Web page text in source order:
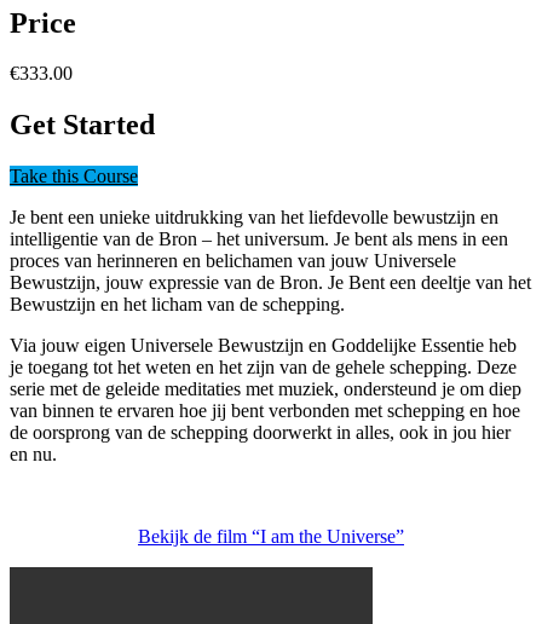
Price
€333.00
Get Started
Take this Course
Je bent een unieke uitdrukking van het liefdevolle bewustzijn en
intelligentie van de Bron – het universum. Je bent als mens in een
proces van herinneren en belichamen van jouw Universele
Bewustzijn, jouw expressie van de Bron. Je Bent een deeltje van het
Bewustzijn en het licham van de schepping.
Via jouw eigen Universele Bewustzijn en Goddelijke Essentie heb
je toegang tot het weten en het zijn van de gehele schepping. Deze
serie met de geleide meditaties met muziek, ondersteund je om diep
van binnen te ervaren hoe jij bent verbonden met schepping en hoe
de oorsprong van de schepping doorwerkt in alles, ook in jou hier
en nu.
Bekijk de film “I am the Universe”